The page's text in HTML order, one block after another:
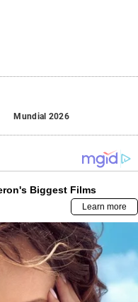
Mundial 2026